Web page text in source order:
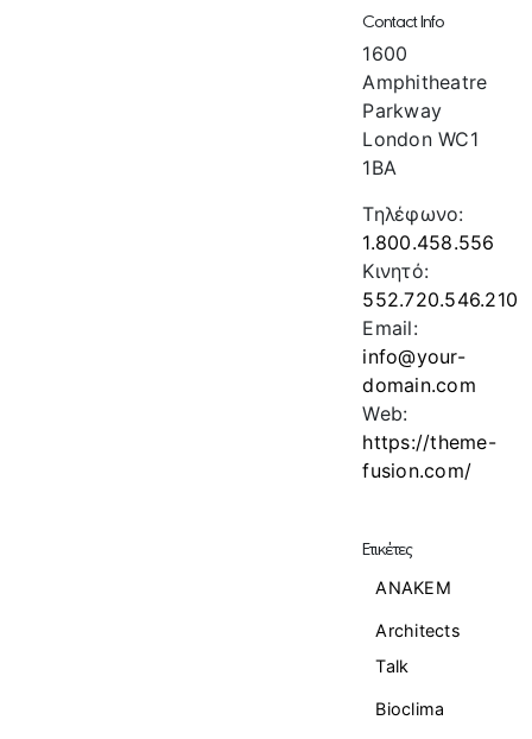
Contact Info
1600
Amphitheatre
Parkway
London WC1
1BA
Τηλέφωνο:
1.800.458.556
Κινητό:
552.720.546.210
Email:
info@your-
domain.com
Web:
https://theme-
fusion.com/
Ετικέτες
ANAKEM
Architects
Talk
Bioclima